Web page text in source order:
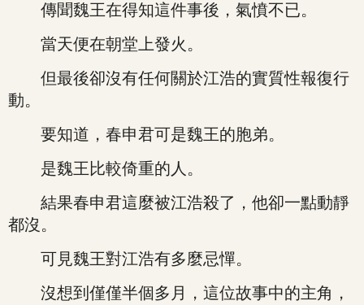
傳聞魏王在得知這件事後，氣憤不已。
當天便在朝堂上發火。
但最後卻沒有任何關於江浩的實質性報復行
動。
要知道，春申君可是魏王的胞弟。
是魏王比較倚重的人。
結果春申君這麼被江浩殺了，他卻一點動靜
都沒。
可見魏王對江浩有多麼忌憚。
沒想到僅僅半個多月，這位故事中的主角，